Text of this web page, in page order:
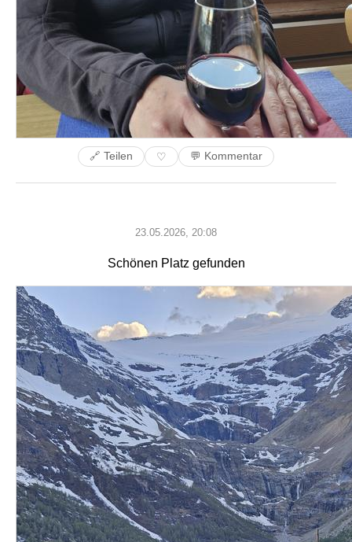
🔗 Teilen ♡ 💬 Kommentar
23.05.2026, 20:08
Schönen Platz gefunden